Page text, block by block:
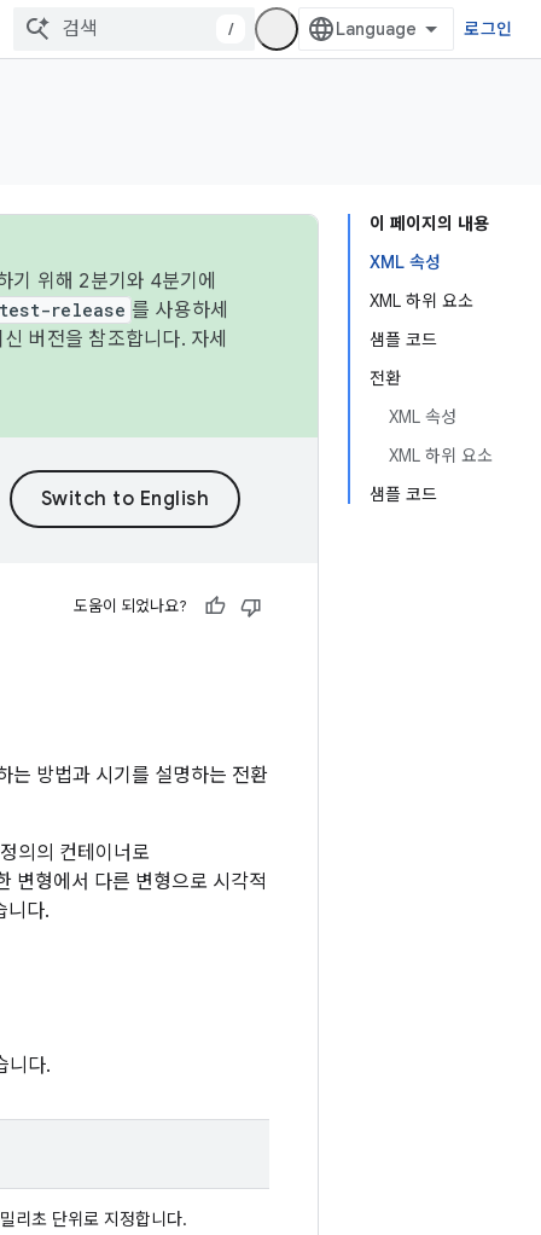
/ 로그인
이 페이지의 내용
XML 속성
XML 하위 요소
샘플 코드
전환
XML 속성
XML 하위 요소
샘플 코드
기 위해 2분기와 4분기에
release 를 사용하세
버전을 참조합니다. 자세
도움이 되었나요?
는 방법과 시기를 설명하는 전환
의의 컨테이너로
변형에서 다른 변형으로 시각적
니다.
니다.
리초 단위로 지정합니다.